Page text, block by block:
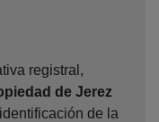
registral,
de Jerez
de la